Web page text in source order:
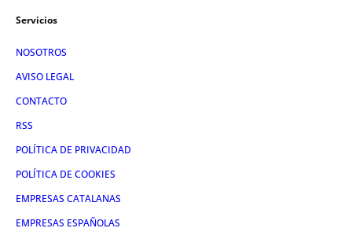
Servicios
NOSOTROS
AVISO LEGAL
CONTACTO
RSS
POLÍTICA DE PRIVACIDAD
POLÍTICA DE COOKIES
EMPRESAS CATALANAS
EMPRESAS ESPAÑOLAS